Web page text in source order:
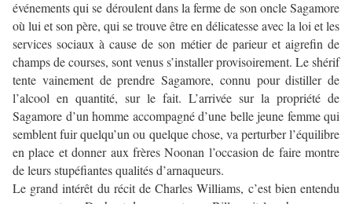
événements qui se déroulent dans la ferme de son oncle Sagamore
où lui et son père, qui se trouve être en délicatesse avec la loi et les
services sociaux à cause de son métier de parieur et aigrefin de
champs de courses, sont venus s’installer provisoirement. Le shérif
tente vainement de prendre Sagamore, connu pour distiller de
l’alcool en quantité, sur le fait. L’arrivée sur la propriété de
Sagamore d’un homme accompagné d’une belle jeune femme qui
semblent fuir quelqu’un ou quelque chose, va perturber l’équilibre
en place et donner aux frères Noonan l’occasion de faire montre
de leurs stupéfiantes qualités d’arnaqueurs.
Le grand intérêt du récit de Charles Williams, c’est bien entendu